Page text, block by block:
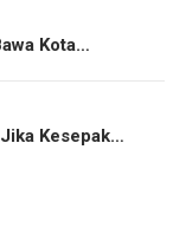
Kota…
Kesepak…